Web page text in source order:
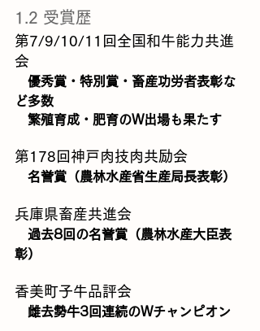
1.2 受賞歴
第7/9/10/11回全国和牛能力共進
会
優秀賞・特別賞・畜産功労者表彰な
ど多数
繁殖育成・肥育のW出場も果たす
第178回神戸肉技肉共励会
名誉賞（農林水産省生産局長表彰）
兵庫県畜産共進会
過去8回の名誉賞（農林水産大臣表
彰）
香美町子牛品評会
雌去勢牛3回連続のWチャンピオン